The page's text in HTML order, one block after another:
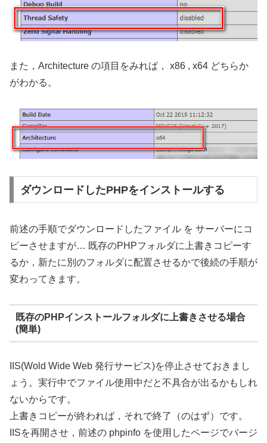
また，Architecture の項目をみれば， x86 , x64 どちらか
がわかる。
ダウンロードしたPHPをインストールする
前述の手順でダウンロードしたファイル を サーバーにコ
ピーさせますが… 既存のPHPフォルダに上書きコピーす
るか，新たに別のフォルダに配置させるかで後続の手順が
変わってきます。
既存のPHPインストールフォルダに上書きさせる場合
(簡単)
IIS(Wold Wide Web 発行サービス)を停止させておきまし
ょう。実行中でファイル使用中だと不具合が出るかもしれ
ないからです。
上書きコピーが終われば，それで終了（のはず）です。
IISを再開させ，前述の phpinfo を使用したページでバージ